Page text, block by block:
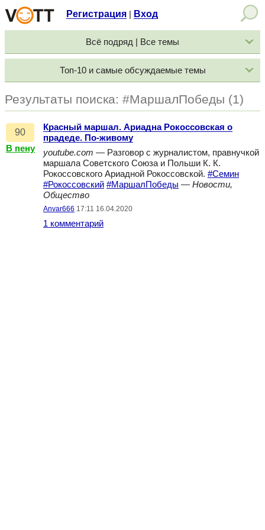
Регистрация Вход
Всё подряд | Все темы
Топ-10 и самые обсуждаемые темы
Результаты поиска: #МаршалПобеды (1)
90
В пену
Красный маршал. Ариадна Рокоссовская о
прадеде. По-живому
youtube.com — Разговор с журналистом, правнучкой
маршала Советского Союза и Польши К. К.
Рокоссовского Ариадной Рокоссовской. #Семин
#Рокоссовский #МаршалПобеды — Новости,
Общество
Anvar666 17:11 16.04.2020
1 комментарий